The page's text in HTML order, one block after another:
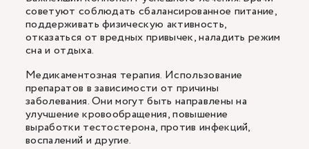
советуют соблюдать сбалансированное питание,
поддерживать физическую активность,
отказаться от вредных привычек, наладить режим
сна и отдыха.
Медикаментозная терапия. Использование
препаратов в зависимости от причины
заболевания. Они могут быть направлены на
улучшение кровообращения, повышение
выработки тестостерона, против инфекций,
воспалений и другие.